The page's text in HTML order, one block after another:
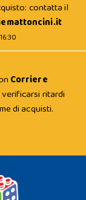
contatta il
Corriere
ritardi
di acquisti.